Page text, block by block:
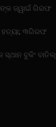
ଜ୍ୱାଇଁ ଗିରଫ
ହତ୍ୟା; ୩ଗିରଫ
ସ୍ଥାନ ବୁକିଂ ବାତିଲ୍